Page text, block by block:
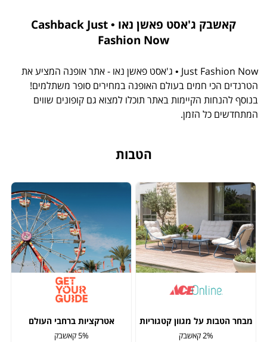
קאשבק ג'אסט פאשן נאו • Cashback Just
Fashion Now
Just Fashion Now • ג'אסט פאשן נאו - אתר אופנה המציע את
הטרנדים הכי חמים בעולם האופנה במחירים סופר משתלמים!
בנוסף להנחות הקיימות באתר תוכלו למצוא גם קופונים שווים
המתחדשים כל הזמן.
הטבות
מבחר הטבות על מגוון קטגוריות
2% קאשבק
אטרקציות ברחבי העולם
5% קאשבק